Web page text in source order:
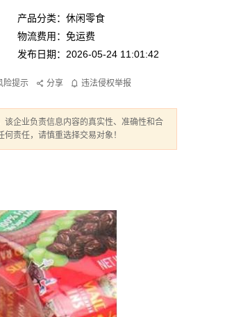
产品分类：休闲零食
物流费用：免运费
发布日期：2026-05-24 11:01:42
险提示 分享 违法侵权举报
企业负责信息内容的真实性、准确性和合
责任，请慎重选择交易对象！